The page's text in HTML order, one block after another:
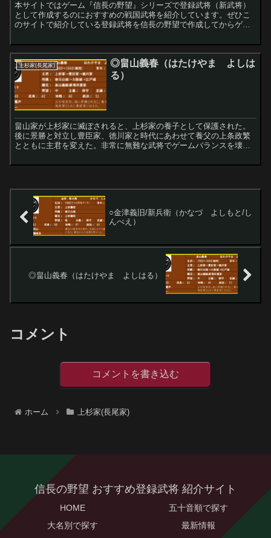
本サイトではゲーム『信長の野望』シリーズで登録武将（新武将）
として作成するのにおすすめの戦国武将を紹介しています。ぜひこ
のサイトで紹介している登録武将を信長の野望で作成してからゲー
上杉家(長尾家)
◎畠山義春（はたけやま よしは
る）
畠山家が上杉家に滅ぼされると、上杉家の養子として保護された。
後に景勝と対立し豊臣家、徳川家と時代にあわせて養父の上条政繁
とともに主君を変えた。非常に無難な武将でゲームバランスを壊す
○金津義旧/新兵衛（かなづ よしもと/し
んべえ）
◎畠山義春（はたけやま よしはる）
コメント
コメントを書き込む
ホーム 上杉家(長尾家)
信長の野望 おすすめ登録武将 紹介サイト
HOME
五十音順で探す
大名別で探す
最新情報